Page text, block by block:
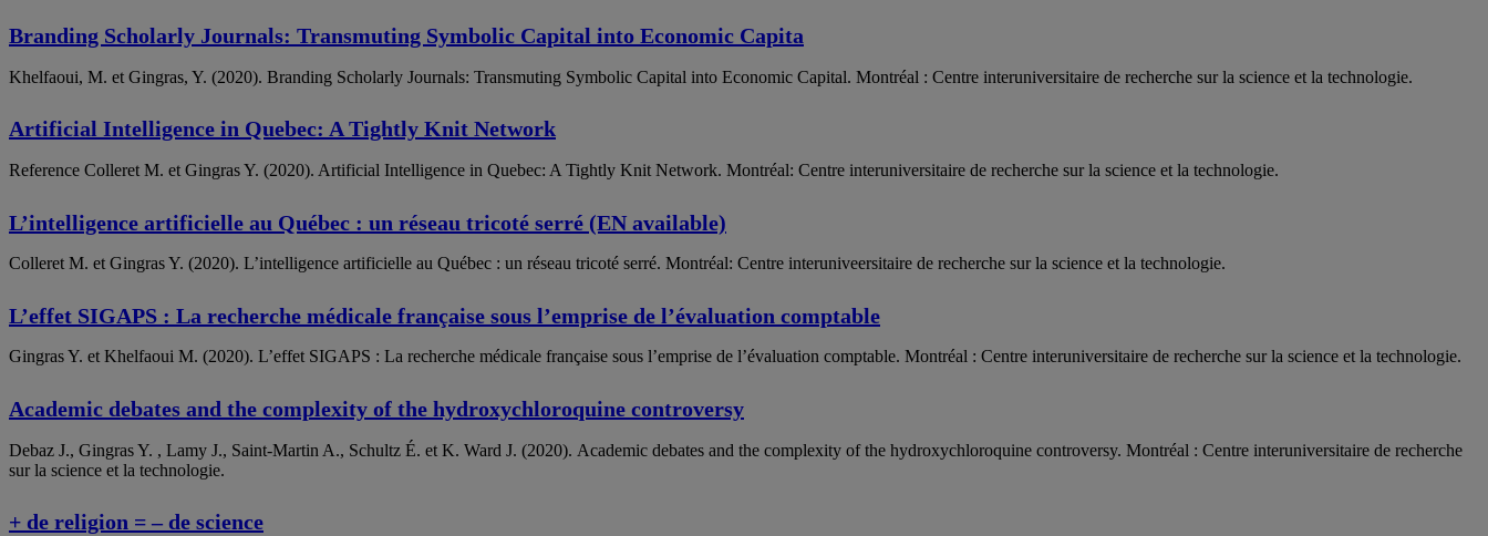
Branding Scholarly Journals: Transmuting Symbolic Capital into Economic Capita
Khelfaoui, M. et Gingras, Y. (2020). Branding Scholarly Journals: Transmuting Symbolic Capital into Economic Capital. Montréal : Centre interuniversitaire de recherche sur la science et la technologie.
Artificial Intelligence in Quebec: A Tightly Knit Network
Reference Colleret M. et Gingras Y. (2020). Artificial Intelligence in Quebec: A Tightly Knit Network. Montréal: Centre interuniversitaire de recherche sur la science et la technologie.
L’intelligence artificielle au Québec : un réseau tricoté serré (EN available)
Colleret M. et Gingras Y. (2020). L’intelligence artificielle au Québec : un réseau tricoté serré. Montréal: Centre interuniveersitaire de recherche sur la science et la technologie.
L’effet SIGAPS : La recherche médicale française sous l’emprise de l’évaluation comptable
Gingras Y. et Khelfaoui M. (2020). L’effet SIGAPS : La recherche médicale française sous l’emprise de l’évaluation comptable. Montréal : Centre interuniversitaire de recherche sur la science et la technologie.
Academic debates and the complexity of the hydroxychloroquine controversy
Debaz J., Gingras Y. , Lamy J., Saint-Martin A., Schultz É. et K. Ward J. (2020). Academic debates and the complexity of the hydroxychloroquine controversy. Montréal : Centre interuniversitaire de recherche
sur la science et la technologie.
+ de religion = – de science